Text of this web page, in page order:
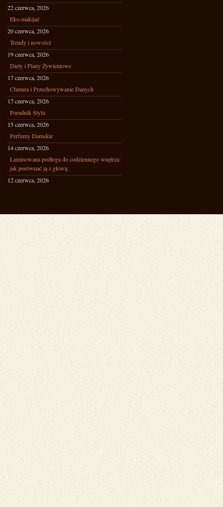
22 czerwca, 2026
Eko-makijaż
20 czerwca, 2026
Trendy i nowości
19 czerwca, 2026
Diety i Plany Żywieniowe
17 czerwca, 2026
Chmura i Przechowywanie Danych
17 czerwca, 2026
Poradnik Stylu
15 czerwca, 2026
Perfumy Damskie
14 czerwca, 2026
Laminowana podłoga do codziennego wnętrza:
jak porównać ją z głową
12 czerwca, 2026